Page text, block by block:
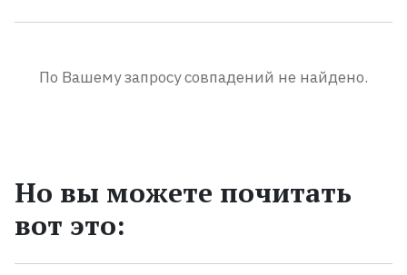
По Вашему запросу совпадений не найдено.
Но вы можете почитать
вот это: